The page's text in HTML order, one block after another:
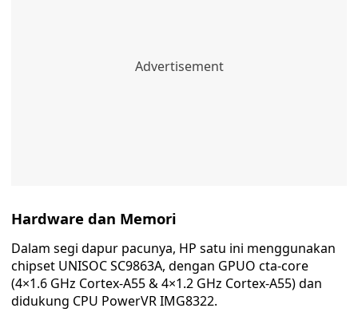
Hardware dan Memori
Dalam segi dapur pacunya, HP satu ini menggunakan
chipset UNISOC SC9863A, dengan GPUO cta-core
(4×1.6 GHz Cortex-A55 & 4×1.2 GHz Cortex-A55) dan
didukung CPU PowerVR IMG8322.